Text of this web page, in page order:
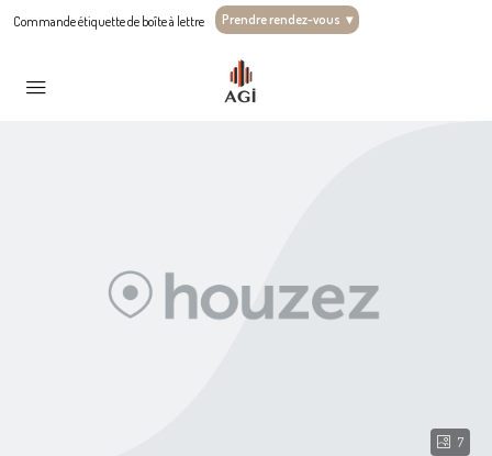
Commande étiquette de boîte à lettre Prendre rendez-vous ▾
7